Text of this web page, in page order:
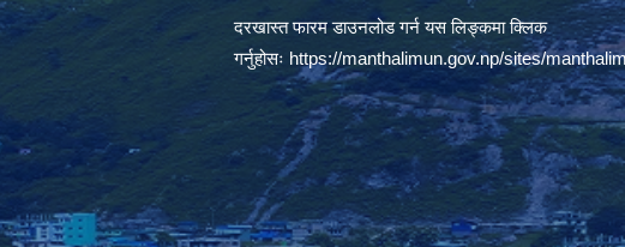
दरखास्त फारम डाउनलोड गर्न यस लिङ्कमा क्लिक
गर्नुहोसः https://manthalimun.gov.np/sites/